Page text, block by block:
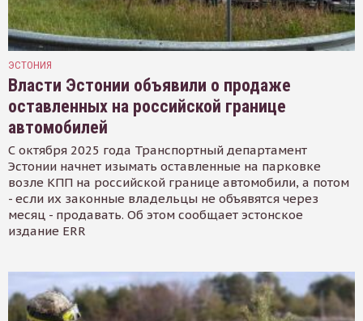
ЭСТОНИЯ
Власти Эстонии объявили о продаже
оставленных на российской границе
автомобилей
С октября 2025 года Транспортный департамент
Эстонии начнет изымать оставленные на парковке
возле КПП на российской границе автомобили, а потом
- если их законные владельцы не объявятся через
месяц - продавать. Об этом сообщает эстонское
издание ERR